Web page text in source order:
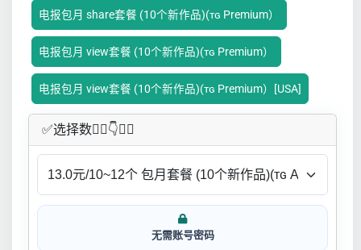
电报包月 share套餐 (10个新作品)(ᴛɢ Premium）
电报包月 view套餐 (10个新作品)(ᴛɢ Premium）
电报包月 view套餐 (10个新作品)(ᴛɢ Premium）[USA]
✅​选择数👇🏻​​👇👇🏻​​
无需账号密码